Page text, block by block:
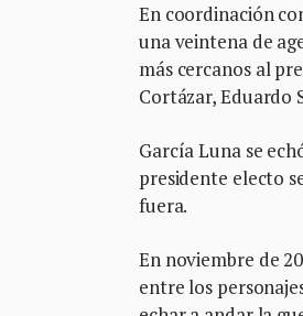
En coordinación
una veintena de
más cercanos al
Cortázar, Eduardo
García Luna se
presidente electo
fuera.
En noviembre de
entre los